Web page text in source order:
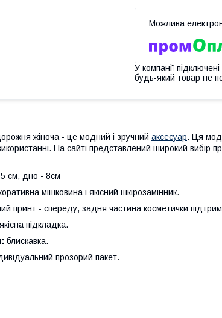
У компанії
будь-який товар не
жіноча - це модний і зручний аксесуар. Ця
На сайті представлений широкий вибір
см, дно - 8см
мішковина і якісний шкірозамінник.
принт - спереду, задня частина косметички
якісна підкладка.
блискавка.
прозорий пакет.